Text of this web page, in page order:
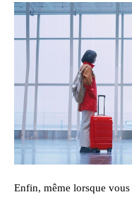
Enfin, même lorsque